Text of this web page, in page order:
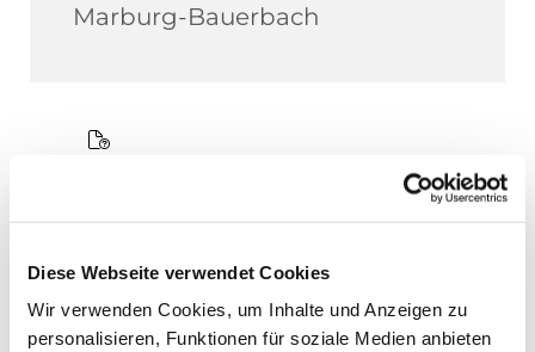
Diese Webseite verwendet Cookies
Wir verwenden Cookies, um Inhalte und Anzeigen zu
personalisieren, Funktionen für soziale Medien anbieten
Marburg-Bauerbach